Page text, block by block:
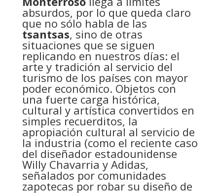
absurdos, por lo que queda claro
que no sólo habla de las
tsantsas, sino de otras
situaciones que se siguen
replicando en nuestros días: el
arte y tradición al servicio del
turismo de los países con mayor
poder económico. Objetos con
una fuerte carga histórica,
cultural y artística convertidos en
simples recuerditos, la
apropiación cultural al servicio de
la industria (como el reciente caso
del diseñador estadounidense
Willy Chavarria y Adidas,
señalados por comunidades
zapotecas por robar su diseño de